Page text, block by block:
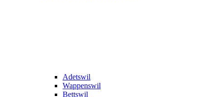
Adetswil
Wappenswil
Bettswil